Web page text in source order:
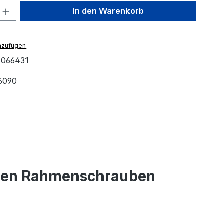
Gib den gewünschten Wert
In den Warenkorb
066431
Rahmenschrauben